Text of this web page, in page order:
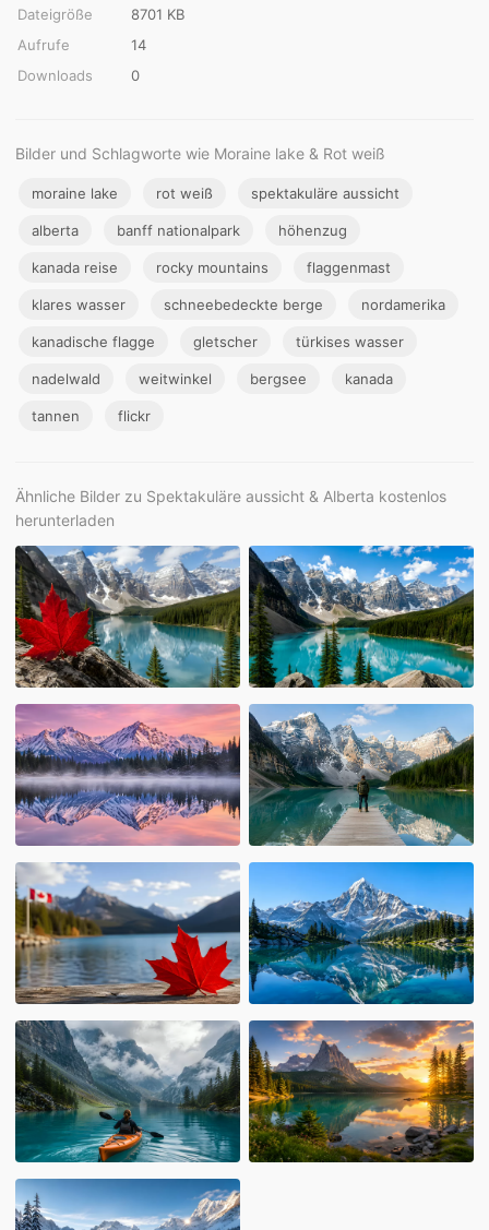
Dateigröße
8701 KB
Aufrufe
14
Downloads
0
Bilder und Schlagworte wie Moraine lake & Rot weiß
moraine lake rot weiß spektakuläre aussicht
alberta banff nationalpark höhenzug
kanada reise rocky mountains flaggenmast
klares wasser schneebedeckte berge nordamerika
kanadische flagge gletscher türkises wasser
nadelwald weitwinkel bergsee kanada
tannen flickr
Ähnliche Bilder zu Spektakuläre aussicht & Alberta kostenlos
herunterladen